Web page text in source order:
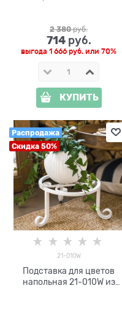
2 380 руб.
714 руб.
выгода 1 666 руб. или 70%
КУПИТЬ
Распродажа
Скидка 50%
21-010W
Подставка для цветов
напольная 21-010W из